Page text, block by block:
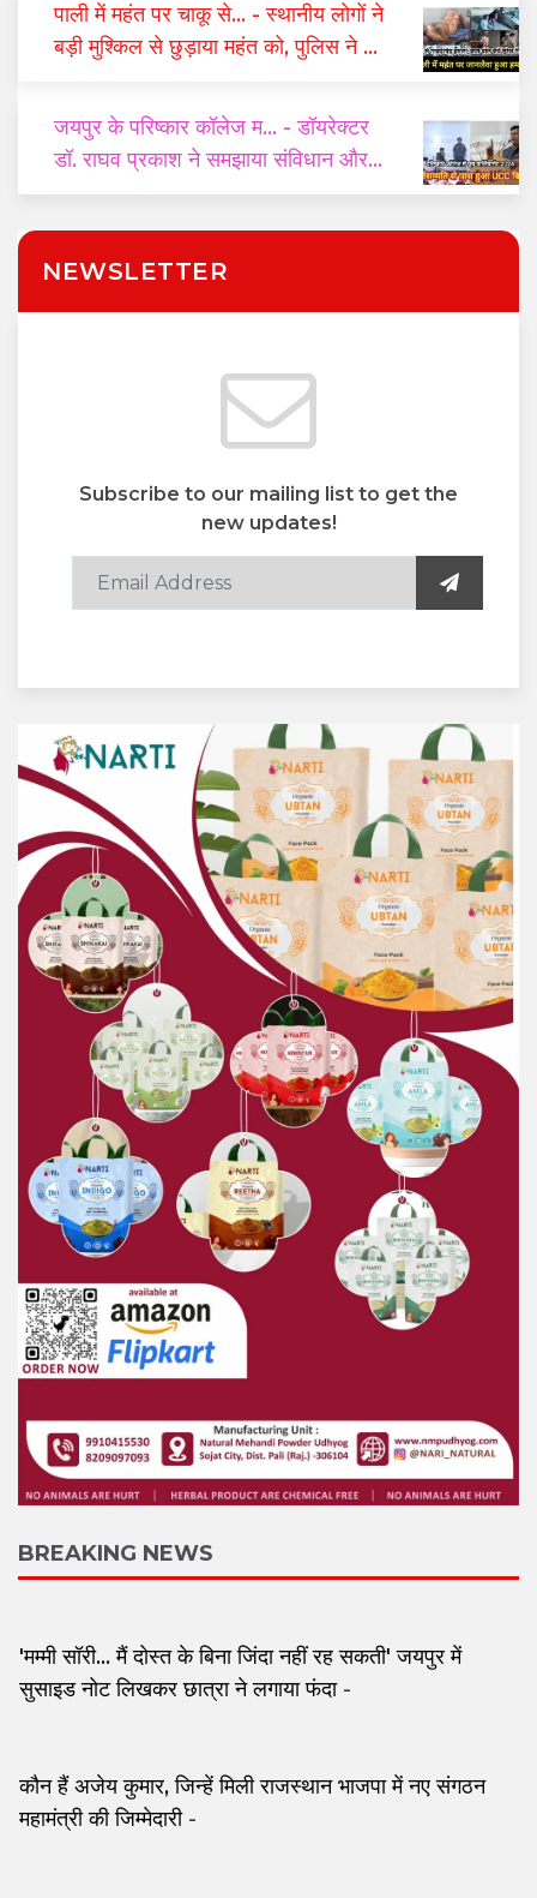
पाली में महंत पर चाकू से... - स्थानीय लोगों ने
बड़ी मुश्किल से छुड़ाया महंत को, पुलिस ने दो
जयपुर के परिष्कार कॉलेज म... - डॉयरेक्टर
डॉ. राघव प्रकाश ने समझाया संविधान और
यूसीसी का महत्व
NEWSLETTER
Subscribe to our mailing list to get the
new updates!
BREAKING NEWS
'मम्मी सॉरी... मैं दोस्त के बिना जिंदा नहीं रह सकती' जयपुर में
सुसाइड नोट लिखकर छात्रा ने लगाया फंदा-
कौन हैं अजेय कुमार, जिन्हें मिली राजस्थान भाजपा में नए संगठन
महामंत्री की जिम्मेदारी-